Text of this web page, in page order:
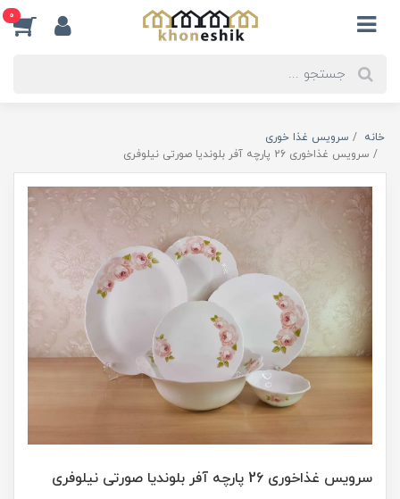
0
خانه
سرویس غذا خوری
سرویس غذاخوری 26 پارچه آفر بلوندیا صورتی نیلوفری
سرویس غذاخوری 26 پارچه آفر بلوندیا صورتی نیلوفری